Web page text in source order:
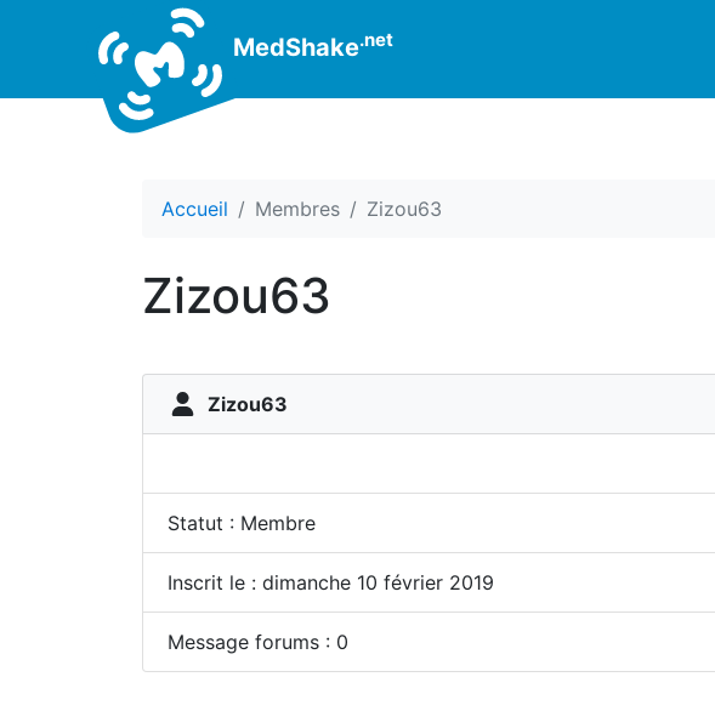
MedShake.net
Accueil Membres Zizou63
Zizou63
Zizou63
Statut : Membre
Inscrit le : dimanche 10 février 2019
Message forums : 0